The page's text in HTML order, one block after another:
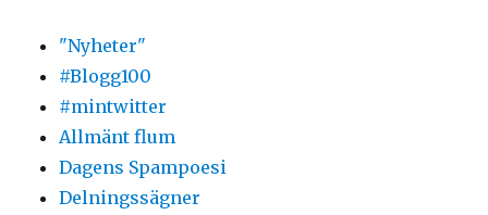
"Nyheter"
#Blogg100
#mintwitter
Allmänt flum
Dagens Spampoesi
Delningssägner